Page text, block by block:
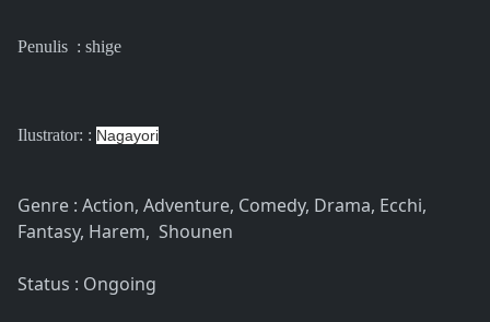
Penulis : shige
Ilustrator: : Nagayori
Genre : Action, Adventure, Comedy, Drama, Ecchi,
Fantasy, Harem, Shounen
Status : Ongoing